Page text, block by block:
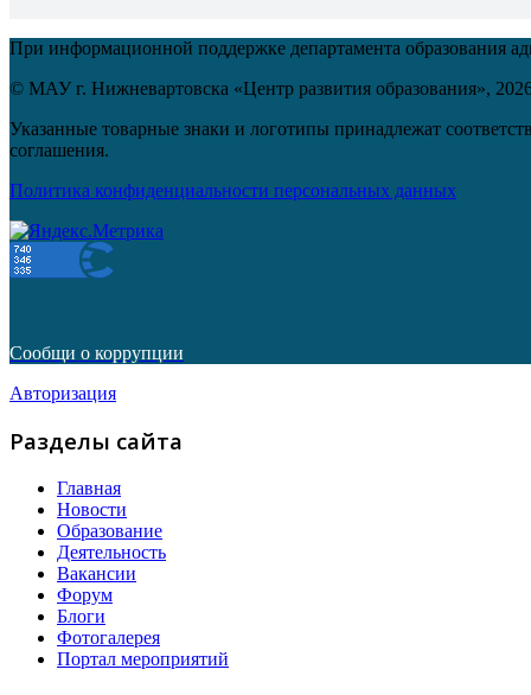
При информационной поддержке департамента образования
© МАУ г. Нижневартовска «Центр развития образования»,
Указанные товарные знаки и логотипы принадлежат
соглашения.
Политика конфиденциальности персональных данных
Сообщи о коррупции
Авторизация
Разделы сайта
Главная
Новости
Образование
Деятельность
Вакансии
Форум
Блоги
Фотогалерея
Портал мероприятий